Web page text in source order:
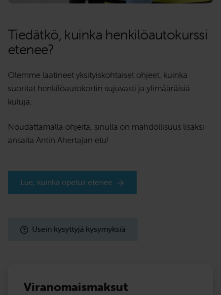
Tiedätkö, kuinka henkilöautokurssi
etenee?
Olemme laatineet yksityiskohtaiset ohjeet, kuinka
suoritat henkilöautokortin sujuvasti ja ylimääräisiä
kuluja.
Noudattamalla ohjeita, sinulla on mahdollisuus lisäksi
ansaita Antin Ahertajan etu!
Lue, kuinka opetus etenee
Usein kysyttyjä kysymyksiä
Viranomaismaksut